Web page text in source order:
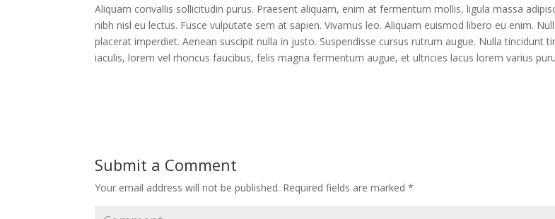
Aliquam convallis sollicitudin purus. Praesent aliquam, enim at fermentum mollis, ligula massa
nibh nisl eu lectus. Fusce vulputate sem at sapien. Vivamus leo. Aliquam euismod libero eu enim.
placerat imperdiet. Aenean suscipit nulla in justo. Suspendisse cursus rutrum augue. Nulla tincidunt
iaculis, lorem vel rhoncus faucibus, felis magna fermentum augue, et ultricies lacus lorem varius
Submit a Comment
Your email address will not be published. Required fields are marked*